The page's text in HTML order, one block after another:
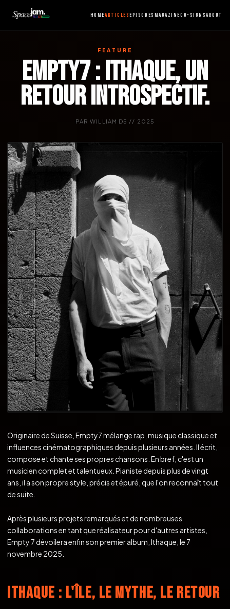
HOMEARTICLESEPISODES MAGAZINECO-SIGNSABOUT
FEATURE
EMPTY7 : ITHAQUE, UN
RETOUR INTROSPECTIF.
PAR WILLIAM D5 // 2025
Originaire de Suisse, Empty7 mélange rap, musique classique et
influences cinématographiques depuis plusieurs années. Il écrit,
compose et chante ses propres chansons. En bref, c'est un
musicien complet et talentueux. Pianiste depuis plus de vingt
ans, il a son propre style, précis et épuré, que l'on reconnaît tout
de suite.
Après plusieurs projets remarqués et de nombreuses
collaborations en tant que réalisateur pour d'autres artistes,
Empty 7 dévoilera enfin son premier album, Ithaque, le 7
novembre 2025.
ITHAQUE : L'ÎLE, LE MYTHE, LE RETOUR